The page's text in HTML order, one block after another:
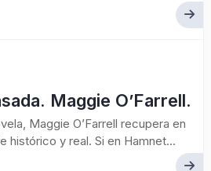
Maggie O’Farrell.
Maggie O’Farrell recupera en
histórico y real. Si en Hamnet...